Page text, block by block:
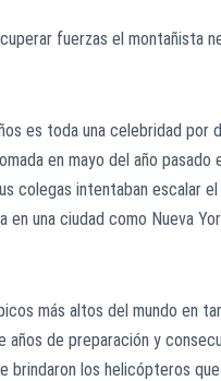
fuerzas el montañista
es toda una celebridad por
en mayo del año pasado
colegas intentaban escalar
una ciudad como Nueva
más altos del mundo en
de preparación y
brindaron los helicópteros